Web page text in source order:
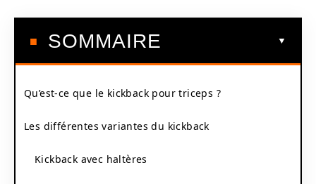
SOMMAIRE
Qu’est-ce que le kickback pour triceps ?
Les différentes variantes du kickback
Kickback avec haltères